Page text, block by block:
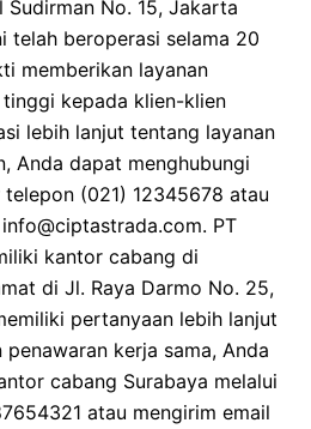
No. 15, Jakarta
telah beroperasi selama 20
memberikan layanan
kepada klien-klien
lebih lanjut tentang layanan
Anda dapat menghubungi
(021) 12345678 atau
PT
kantor cabang di
di Jl. Raya Darmo No. 25,
pertanyaan lebih lanjut
kerja sama, Anda
cabang Surabaya melalui
atau mengirim email